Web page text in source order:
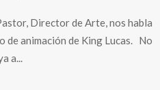
Director de Arte, nos habla
de animación de King Lucas. No
a...